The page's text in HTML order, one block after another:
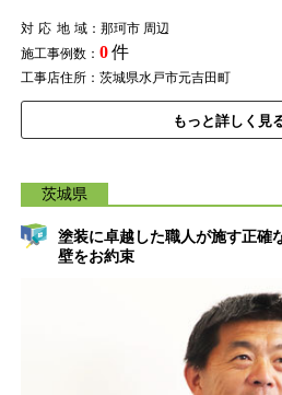
対応地域：那珂市 周辺
施工事例数： 0件
工事店住所：茨城県水戸市元吉田町
もっと詳しく見
茨城県
塗装に卓越した職人が施す正確
壁をお約束